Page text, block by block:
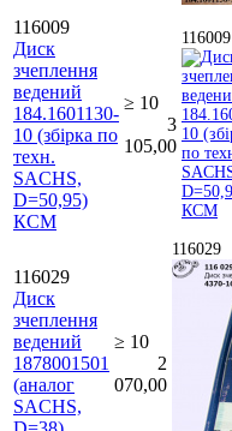
116009
Диск
зчеплення
ведений
184.1601130-
10 (збірка по
техн.
SACHS,
D=50,95)
КСМ
≥ 10
3
105,00
116009
116029
Диск
зчеплення
ведений
1878001501
(аналог
SACHS,
≥ 10
2
070,00
116029